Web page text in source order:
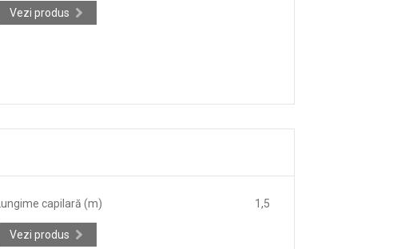
Vezi produs
Lungime capilară (m) 1,5
Vezi produs